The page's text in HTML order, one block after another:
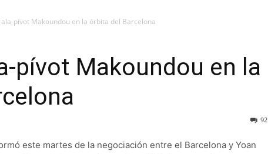
ala-pívot Makoundou en la órbita del Barcelona
pívot Makoundou en la
92
este martes de la negociación entre el Barcelona y Yoan